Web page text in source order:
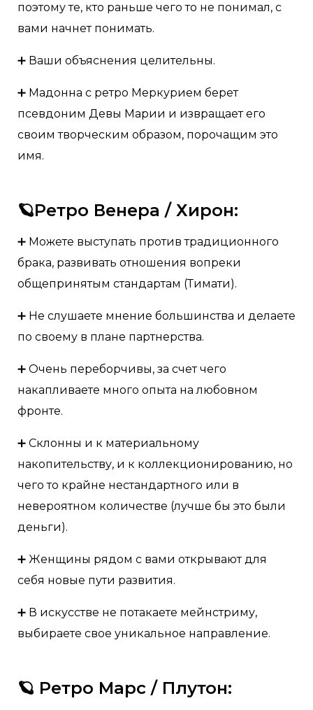
поэтому те, кто раньше чего то не понимал, с
вами начнет понимать.
➕ Ваши объяснения целительны.
➕ Мадонна с ретро Меркурием берет
псевдоним Девы Марии и извращает его
своим творческим образом, порочащим это
имя.
🪐Ретро Венера / Хирон:
➕ Можете выступать против традиционного
брака, развивать отношения вопреки
общепринятым стандартам (Тимати).
➕ Не слушаете мнение большинства и делаете
по своему в плане партнерства.
➕ Очень переборчивы, за счет чего
накапливаете много опыта на любовном
фронте.
➕ Склонны и к материальному
накопительству, и к коллекционированию, но
чего то крайне нестандартного или в
невероятном количестве (лучше бы это были
деньги).
➕ Женщины рядом с вами открывают для
себя новые пути развития.
➕ В искусстве не потакаете мейнстриму,
выбираете свое уникальное направление.
🪐 Ретро Марс / Плутон: